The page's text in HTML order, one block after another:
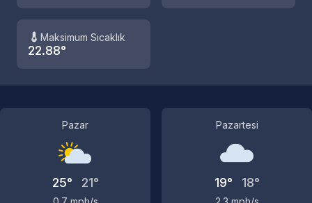
Maksimum Sıcaklık
22.88°
Pazar
25° 21°
Pazartesi
19° 18°